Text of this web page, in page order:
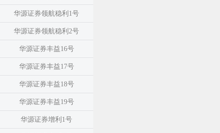
华源证券领航稳利1号
华源证券领航稳利2号
华源证券丰益16号
华源证券丰益17号
华源证券丰益18号
华源证券丰益19号
华源证券增利1号